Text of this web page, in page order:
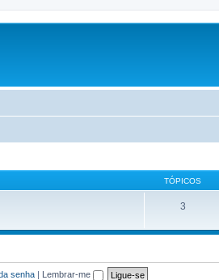
TÓPICOS
3
senha | Lembrar-me